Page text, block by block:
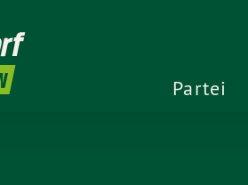
Partei